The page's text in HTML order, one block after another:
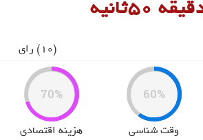
(10) رای
60%
وقت شناسی
70%
هزینه اقتصادی